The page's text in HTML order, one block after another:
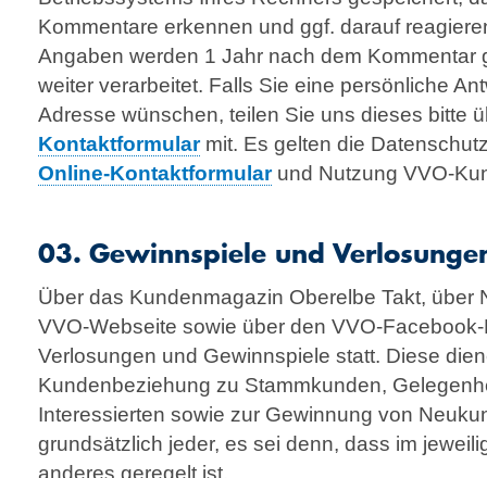
Kommentare erkennen und ggf. darauf
Angaben werden 1 Jahr nach dem Kommentar
weiter verarbeitet. Falls Sie eine persönliche
Adresse wünschen, teilen Sie uns dieses bitte
Kontaktformularmit. Es gelten die
Online-Kontaktformularund Nutzung VVO-
03. Gewinnspiele und
Über das Kundenmagazin Oberelbe Takt, über
VVO-Webseite sowie über den VVO-
Verlosungen und Gewinnspiele statt. Diese
Kundenbeziehung zu Stammkunden,
Interessierten sowie zur Gewinnung von
grundsätzlich jeder, es sei denn, dass im
anderes geregelt ist.